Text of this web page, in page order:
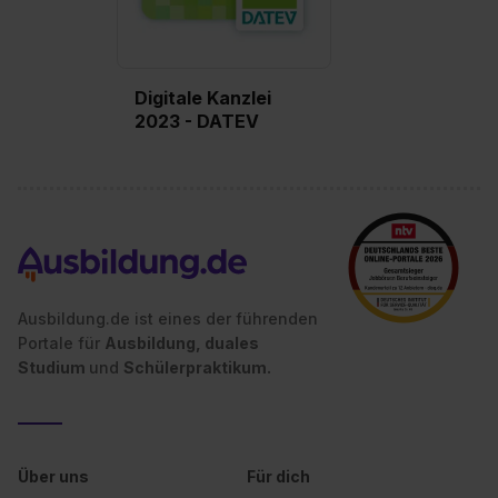
Digitale Kanzlei
2023 - DATEV
Ausbildung.de ist eines der führenden
Portale für Ausbildung, duales
Studium und Schülerpraktikum.
Über uns
Für dich